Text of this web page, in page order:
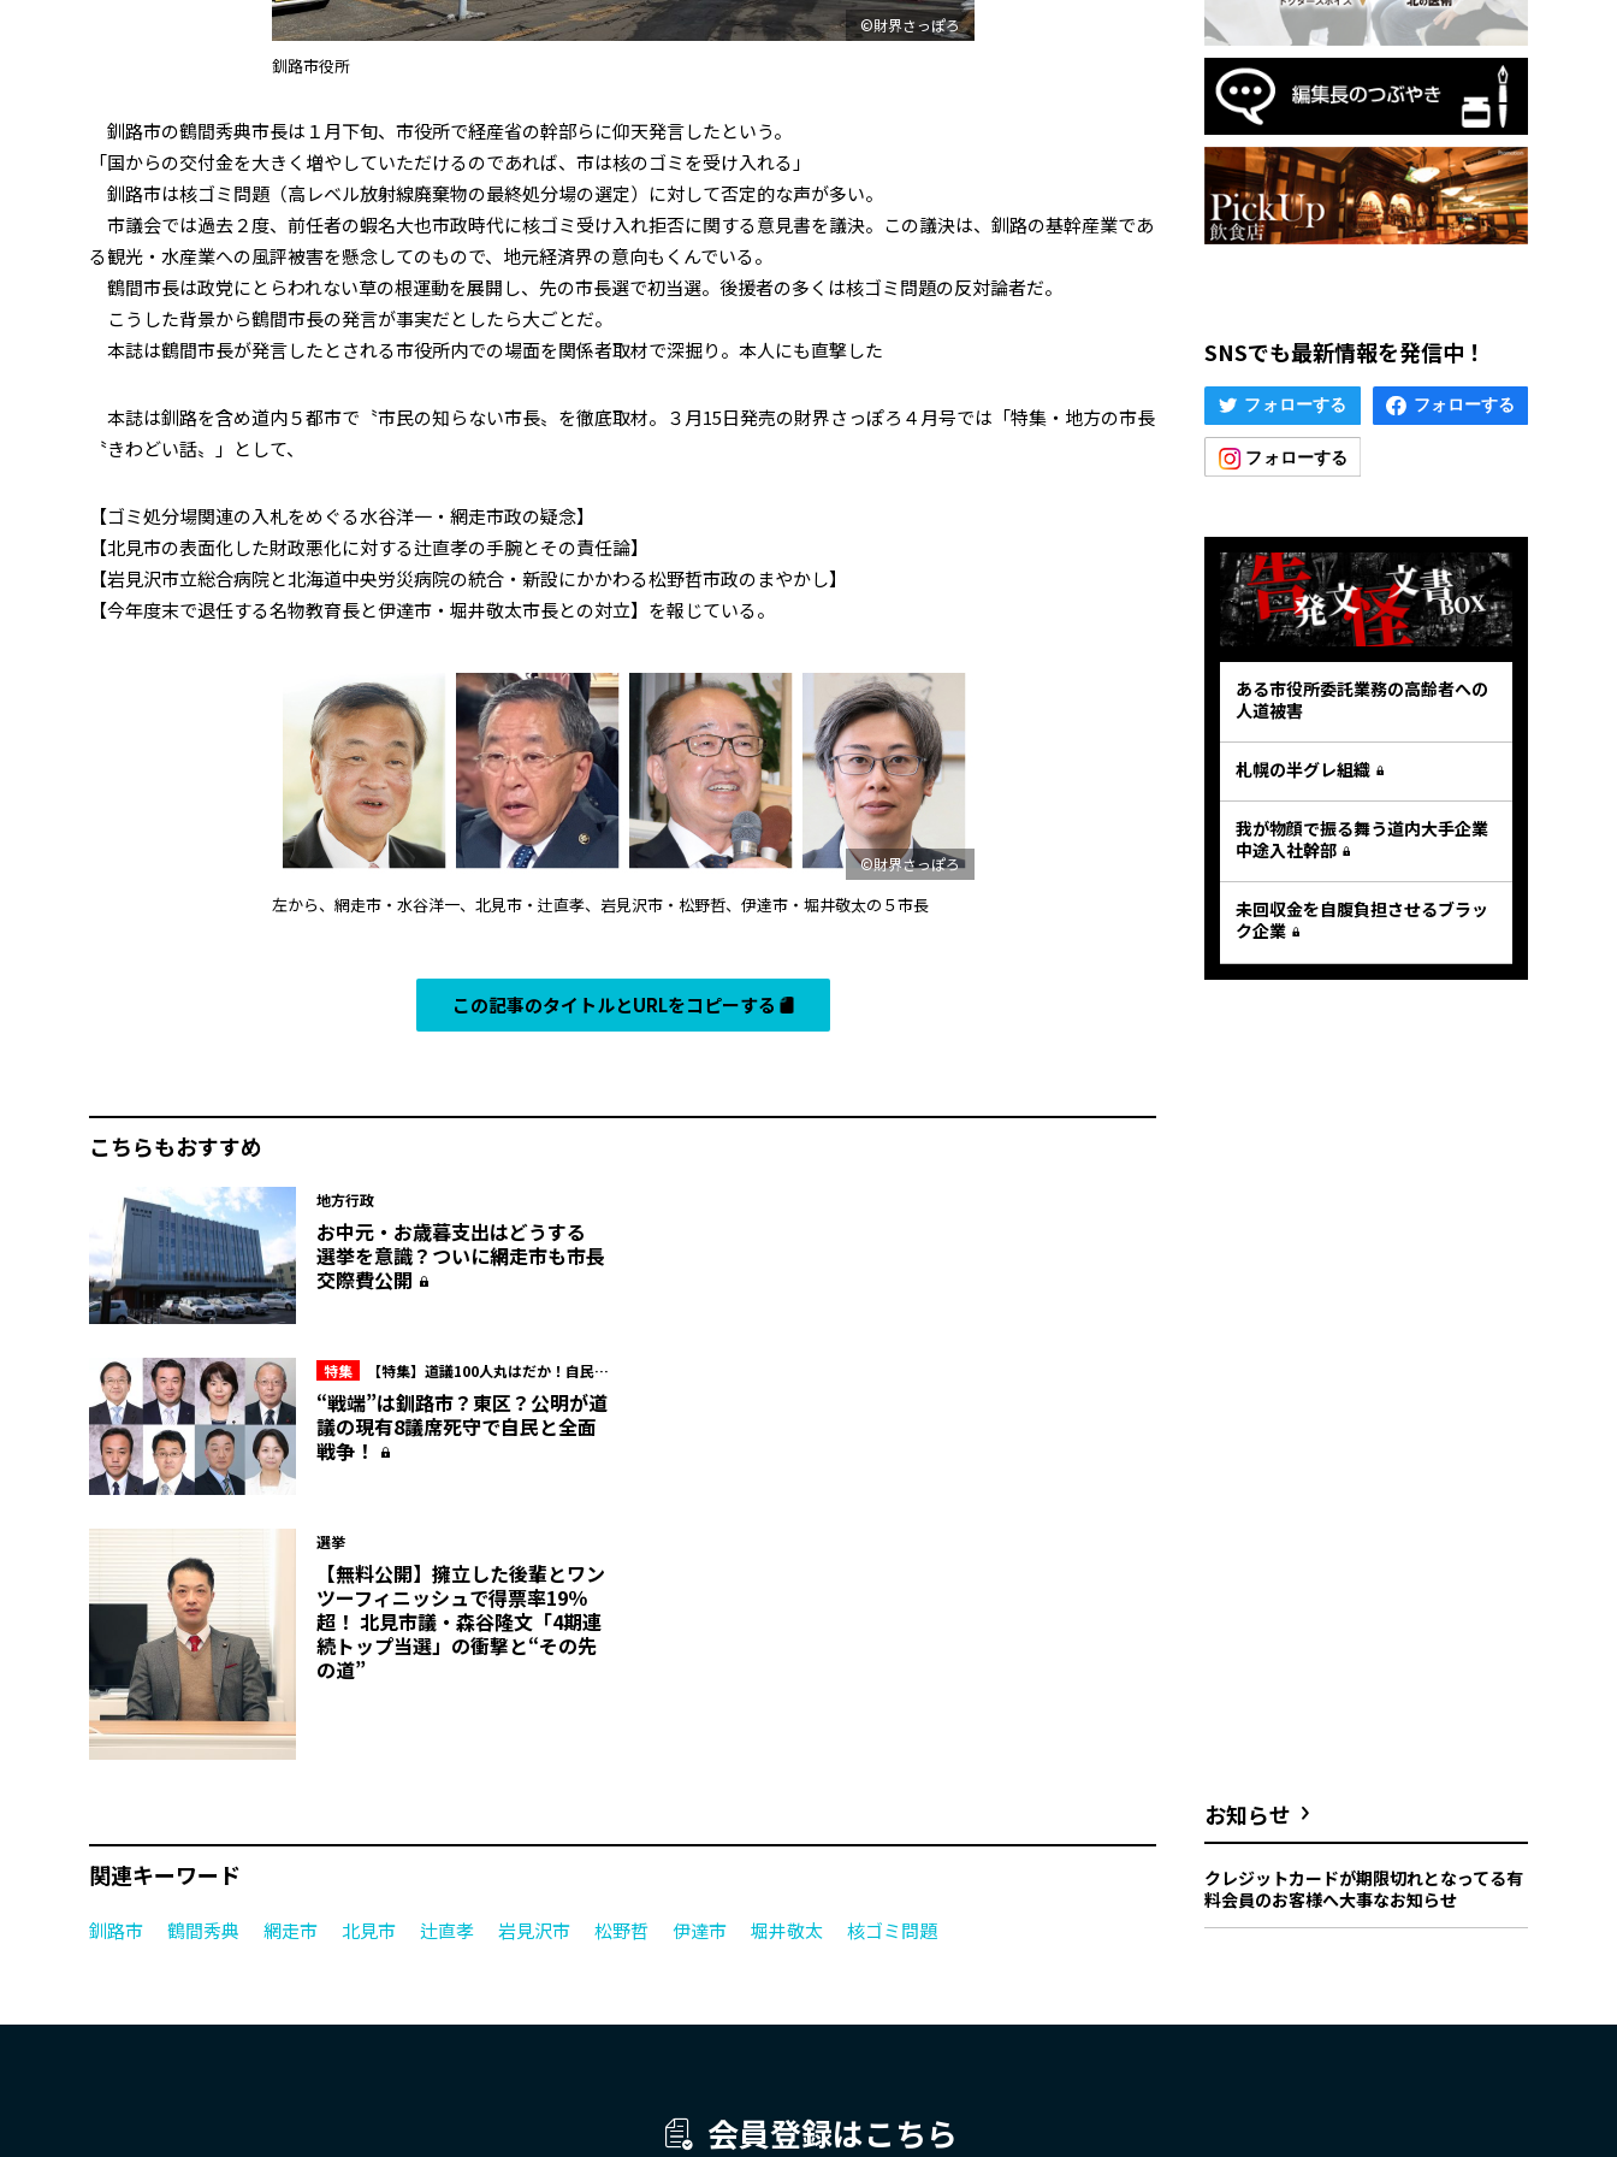
©財界さっぽろ
釧路市役所
釧路市の鶴間秀典市長は１月下旬、市役所で経産省の幹部らに仰天発言したという。
「国からの交付金を大きく増やしていただけるのであれば、市は核のゴミを受け入れる」
釧路市は核ゴミ問題（高レベル放射線廃棄物の最終処分場の選定）に対して否定的な声が多い。
市議会では過去２度、前任者の蝦名大也市政時代に核ゴミ受け入れ拒否に関する意見書を議決。この議決は、釧路の基幹産業であ
る観光・水産業への風評被害を懸念してのもので、地元経済界の意向もくんでいる。
鶴間市長は政党にとらわれない草の根運動を展開し、先の市長選で初当選。後援者の多くは核ゴミ問題の反対論者だ。
こうした背景から鶴間市長の発言が事実だとしたら大ごとだ。
本誌は鶴間市長が発言したとされる市役所内での場面を関係者取材で深掘り。本人にも直撃した――
本誌は釧路を含め道内５都市で〝市民の知らない市長〟を徹底取材。３月15日発売の財界さっぽろ４月号では「特集・地方の市長
〝きわどい話〟」として、
【ゴミ処分場関連の入札をめぐる水谷洋一・網走市政の疑念】
【北見市の表面化した財政悪化に対する辻直孝の手腕とその責任論】
【岩見沢市立総合病院と北海道中央労災病院の統合・新設にかかわる松野哲市政のまやかし】
【今年度末で退任する名物教育長と伊達市・堀井敬太市長との対立】――を報じている。
©財界さっぽろ
左から、網走市・水谷洋一、北見市・辻直孝、岩見沢市・松野哲、伊達市・堀井敬太の５市長
この記事のタイトルとURLをコピーする
こちらもおすすめ
地方行政
お中元・お歳暮支出はどうする
選挙を意識？ついに網走市も市長
交際費公開
特集
【特集】道議100人丸はだか！自民会
派内のマル秘情報を赤裸々に！北海道議
会“ここだけの話”
“戦端”は釧路市？東区？公明が道
議の現有8議席死守で自民と全面
戦争！
選挙
【無料公開】擁立した後輩とワン
ツーフィニッシュで得票率19％
超！ 北見市議・森谷隆文「4期連
続トップ当選」の衝撃と“その先
の道”
関連キーワード
釧路市 鶴間秀典 網走市 北見市 辻直孝 岩見沢市 松野哲 伊達市 堀井敬太 核ゴミ問題
SNSでも最新情報を発信中！
ある市役所委託業務の高齢者への
人道被害
札幌の半グレ組織
我が物顔で振る舞う道内大手企業
中途入社幹部
未回収金を自腹負担させるブラッ
ク企業
お知らせ
クレジットカードが期限切れとなってる有
料会員のお客様へ大事なお知らせ
会員登録はこちら